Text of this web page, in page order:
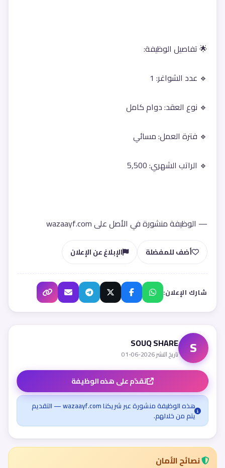
🌟 تفاصيل الوظيفة:
🔹 عدد الشواغر: 1
🔹 نوع العقد: دوام كامل
🔹 فترة العمل: مسائي
🔹 الراتب الشهري: 5,500
— الوظيفة منشورة في الأصل على wazaayf.com
أضف للمفضلة الإبلاغ عن الإعلان
شارك الإعلان:
S
SOUQ SHARE
تاريخ النشر 2026-06-01
تقدّم على هذه الوظيفة
هذه الوظيفة منشورة عبر شريكنا wazaayf.com — التقديم
يتم من خلالهم.
نصائح الأمان